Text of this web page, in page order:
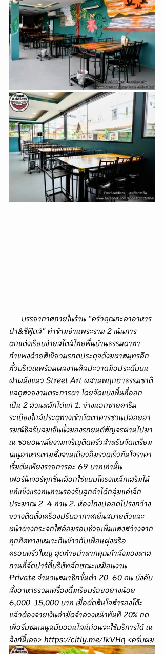
ป่า&ซีฟู๊ดส์" ท่าข้ามย่านพระราม 2 เน้นการ
ตกแต่งเรียบง่ายสไตล์ไทยพื้นบ้านธรรมดาทา
กำแพงด้วยสีเขียวมรกตประดุจดั่งมหาสมุทรลึก
ทั่วบริเวณพร้อมผลงานศิลปะวาดมือประดับบน
ฝาผนังแนว Street Art ผสานพฤกษาธรรมชาติ
แลดูสวยงามตระการตา โดยจัดแบ่งพื้นที่ออก
เป็น 2 ส่วนหลักได้แก่ 1. ข้างนอกชายคาริม
ระเบียงใกล้ประตูทางเข้าภัตตาคารชวนปล่อยอา
รมณ์ชิลรับลมเย็นนั่งมองรถยนต์สัญจรผ่านไปมา
ณ ซอยอนามัยงามเจริญติดครัวสำหรับจัดเตรียม
เมนูอาหารตามสั่งจานเดียวอิ่มรวดเร็วทันใจราคา
เริ่มต้นเพียงรายการละ 69 บาทเท่านั้น
เฟอร์นิเจอร์ทุกชิ้นเลือกใช้แบบโครงเหล็กเสริมไม้
แท้แข็งแรงทนทานรองรับลูกค้าได้กลุ่มแค่เล็ก
ประมาณ 2-4 ท่าน 2. ห้องโถงปลอดโปร่งกว้าง
ขวางติดตั้งเครื่องปรับอากาศเย็นสบายตัวและ
หน้าต่างกระจกใสล้อมรอบช่วยเพิ่มแสงสว่างจาก
ทุกทิศทางเหมาะกินข้าวกับเพื่อนฝูงหรือ
ครอบครัวใหญ่ สุดท้ายถ้าหากคุณกำลังมองหาส
ถานที่จัดปาร์ตี้บริษัทลักษณะเหมือนงาน
Private จำนวนสมาชิกขั้นต่ำ 20-60 คน บังคับ
สั่งอาหารรวมเครื่องดื่มเรียบร้อยอย่างน้อย
6,000-15,000 บาท เมื่อตัดสินใจสำรองโต๊ะ
แล้วต้องจ่ายเงินค่ามัดจำล่วงหน้าทันที 20% กด
เพื่อรับชมเมนูฉบับออนไลน์ก่อนจะใช้บริการได้ ณ
ลิงก์นี้เลย> https://citly.me/IkVHq <ครับผม